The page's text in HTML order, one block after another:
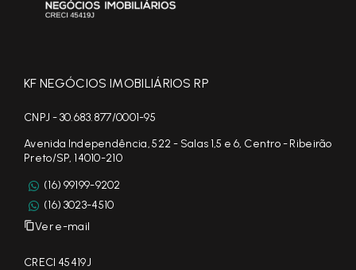
KF NEGÓCIOS IMOBILIÁRIOS RP
CNPJ - 30.683.877/0001-95
Avenida Independência, 522 - Salas 1,5 e 6, Centro - Ribeirão
Preto/SP, 14010-210
(16) 99199-9202
(16) 3023-4510
Ver e-mail
CRECI 45419J